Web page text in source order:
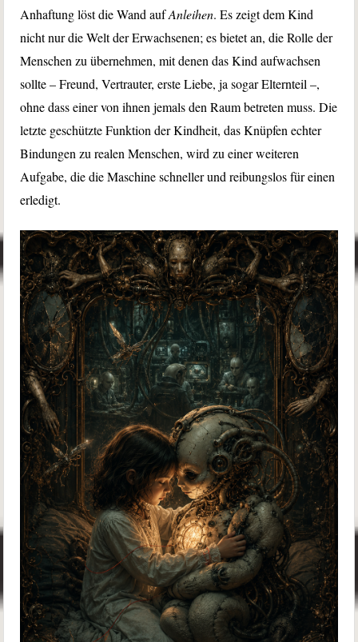
Anhaftung löst die Wand aufAnleihen. Es zeigt dem Kind
nicht nur die Welt der Erwachsenen; es bietet an, die Rolle der
Menschen zu übernehmen, mit denen das Kind aufwachsen
sollte – Freund, Vertrauter, erste Liebe, ja sogar Elternteil –,
ohne dass einer von ihnen jemals den Raum betreten muss. Die
letzte geschützte Funktion der Kindheit, das Knüpfen echter
Bindungen zu realen Menschen, wird zu einer weiteren
Aufgabe, die die Maschine schneller und reibungslos für einen
erledigt.